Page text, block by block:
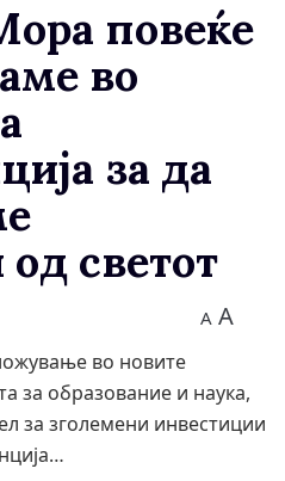
повеќе
во
за да
светот
A A
во новите
за образование и наука,
за зголемени инвестиции